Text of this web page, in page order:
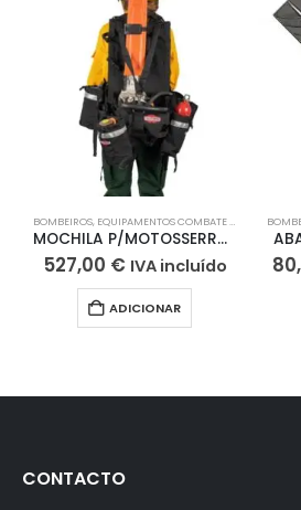
BOMBEIROS, EQUIPAMENTOS COMBATE FOGOS ESPAÇOS NATURAIS / FLORESTAIS
MOCHILA P/MOTOSSERRA TRUENORTH CHAINSAW PAK
527,00 € IVA incluído
ADICIONAR
CONTACTO